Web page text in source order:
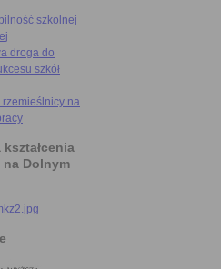
szkolnej
droga do
szkół
na
Dolnym